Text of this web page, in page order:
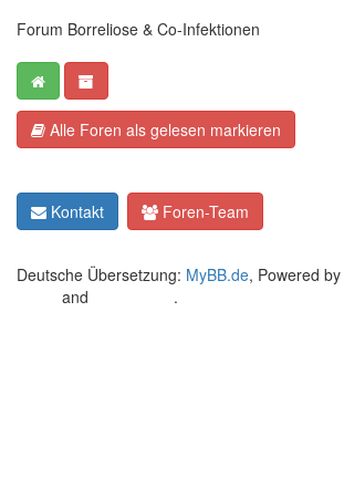
Forum Borreliose & Co-Infektionen
Alle Foren als gelesen markieren
Kontakt Foren-Team
Deutsche Übersetzung: MyBB.de, Powered by
and .